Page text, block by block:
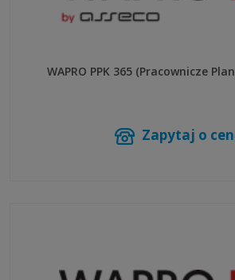
WAPRO PPK 365 (Pracownicze
Zapytaj o